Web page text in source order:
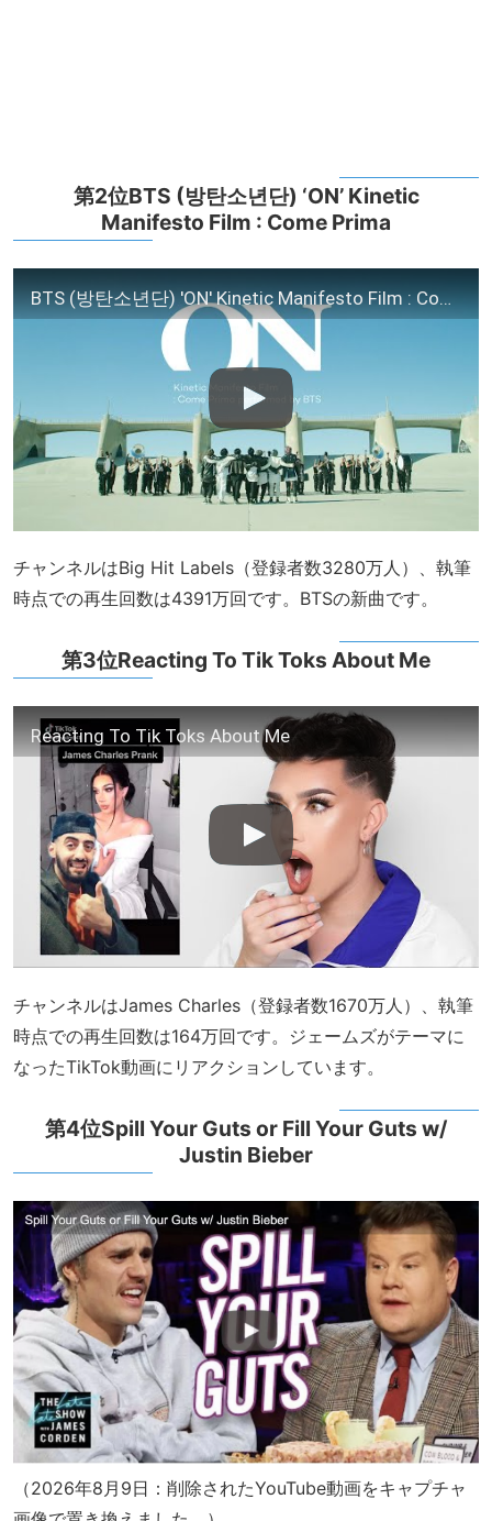
第2位BTS (방탄소년단) ‘ON’ Kinetic
Manifesto Film : Come Prima
BTS (방탄소년단) 'ON' Kinetic Manifesto Film : Come Prima
チャンネルはBig Hit Labels（登録者数3280万人）、執筆
時点での再生回数は4391万回です。BTSの新曲です。
第3位Reacting To Tik Toks About Me
Reacting To Tik Toks About Me
チャンネルはJames Charles（登録者数1670万人）、執筆
時点での再生回数は164万回です。ジェームズがテーマに
なったTikTok動画にリアクションしています。
第4位Spill Your Guts or Fill Your Guts w/
Justin Bieber
（2026年8月9日：削除されたYouTube動画をキャプチャ